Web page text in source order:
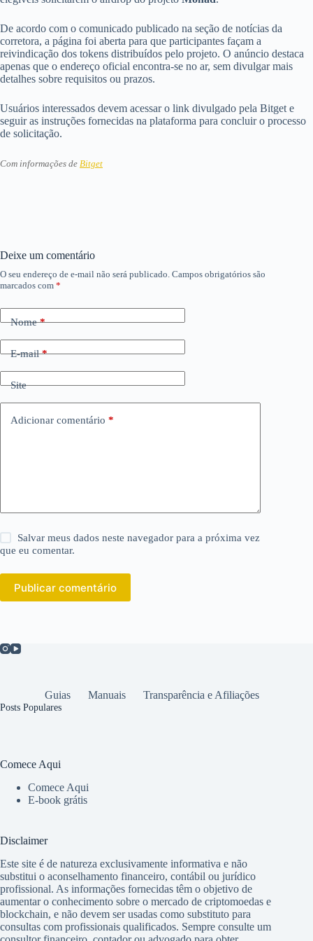
De acordo com o comunicado publicado na seção de notícias da
corretora, a página foi aberta para que participantes façam a
reivindicação dos tokens distribuídos pelo projeto. O anúncio destaca
apenas que o endereço oficial encontra-se no ar, sem divulgar mais
detalhes sobre requisitos ou prazos.
Usuários interessados devem acessar o link divulgado pela Bitget e
seguir as instruções fornecidas na plataforma para concluir o processo
de solicitação.
Com informações de Bitget
Deixe um comentário
O seu endereço de e-mail não será publicado. Campos obrigatórios são
marcados com *
Nome*
E-mail*
Site
Adicionar comentário *
Salvar meus dados neste navegador para a próxima vez
que eu comentar.
Publicar comentário
Guias Manuais Transparência e Afiliações
Posts Populares
Comece Aqui
Comece Aqui
E-book grátis
Disclaimer
Este site é de natureza exclusivamente informativa e não
substitui o aconselhamento financeiro, contábil ou jurídico
profissional. As informações fornecidas têm o objetivo de
aumentar o conhecimento sobre o mercado de criptomoedas e
blockchain, e não devem ser usadas como substituto para
consultas com profissionais qualificados. Sempre consulte um